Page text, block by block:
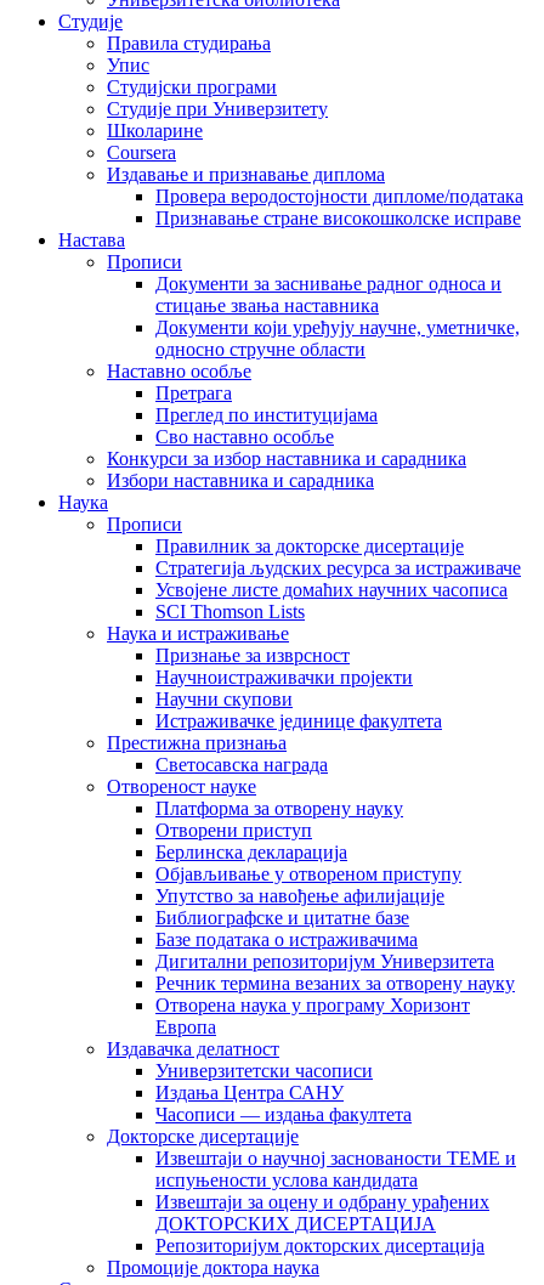
Студије
Правила студирања
Упис
Студијски програми
Студије при Универзитету
Школарине
Coursera
Издавање и признавање диплома
Провера веродостојности дипломе/података
Признавање стране високошколске исправе
Настава
Прописи
Документи за заснивање радног односа и
стицање звања наставника
Документи који уређују научне, уметничке,
односно стручне области
Наставно особље
Претрага
Преглед по институцијама
Сво наставно особље
Конкурси за избор наставника и сарадника
Избори наставника и сарадника
Наука
Прописи
Правилник за докторске дисертације
Стратегија људских ресурса за истраживаче
Усвојене листе домаћих научних часописа
SCI Thomson Lists
Наука и истраживање
Признање за изврсност
Научноистраживачки пројекти
Научни скупови
Истраживачке јединице факултета
Престижна признања
Светосавска награда
Отвореност науке
Платформа за отворену науку
Отворени приступ
Берлинска декларација
Објављивање у отвореном приступу
Упутство за навођење афилијације
Библиографске и цитатне базе
Базе података о истраживачима
Дигитални репозиторијум Универзитета
Рeчник термина везаних за отворену науку
Отворена наука у програму Хоризонт
Европа
Издавачка делатност
Универзитетски часописи
Издања Центра САНУ
Часописи — издања факултета
Докторске дисертације
Извештаји о научној заснованости ТЕМЕ и
испуњености услова кандидата
Извештаји за оцену и одбрану урађених
ДОКТОРСКИХ ДИСЕРТАЦИЈА
Репозиторијум докторских дисертација
Промоције доктора наука